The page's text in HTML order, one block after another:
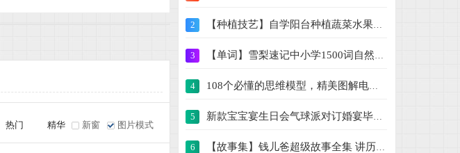
热门 精华 新窗 图片模式
2 【种植技艺】自学阳台种植蔬菜水果盆栽绿植
3 【单词】雪梨速记中小学1500词自然拼读+思
4 108个必懂的思维模型，精美图解电子版PPT【
5 新款宝宝宴生日会气球派对订婚宴毕业典礼舞
6 【故事集】钱儿爸超级故事全集 讲历史、讲